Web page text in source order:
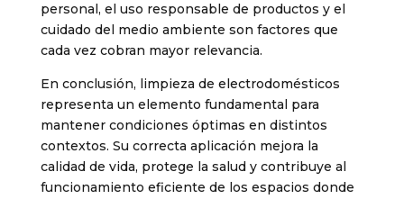
personal, el uso responsable de productos y el
cuidado del medio ambiente son factores que
cada vez cobran mayor relevancia.
En conclusión, limpieza de electrodomésticos
representa un elemento fundamental para
mantener condiciones óptimas en distintos
contextos. Su correcta aplicación mejora la
calidad de vida, protege la salud y contribuye al
funcionamiento eficiente de los espacios donde